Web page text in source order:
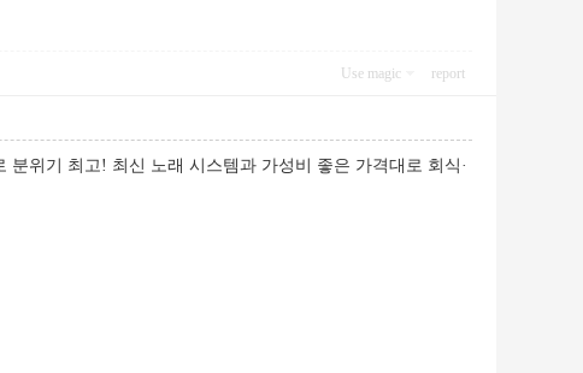
Use magic report
위기 최고! 최신 노래 시스템과 가성비 좋은 가격대로 회식·